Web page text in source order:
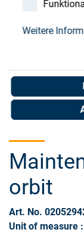
Weitere
orbit
Art. No.
Unit of measure